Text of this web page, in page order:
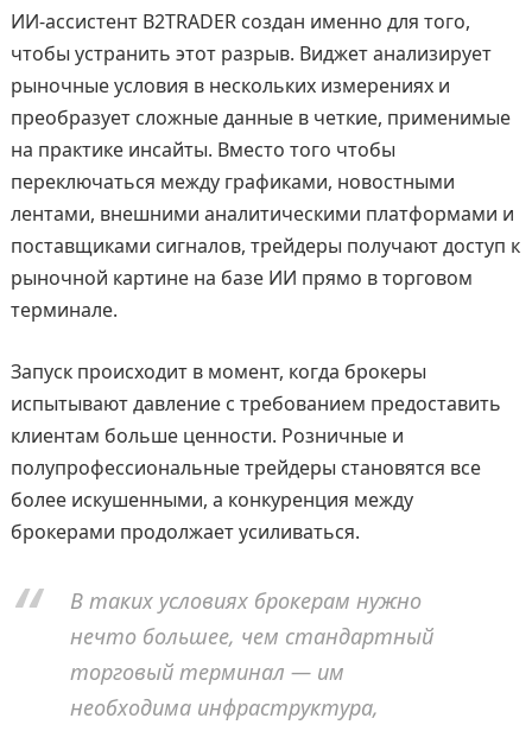
ИИ-ассистент B2TRADER создан именно для того,
чтобы устранить этот разрыв. Виджет анализирует
рыночные условия в нескольких измерениях и
преобразует сложные данные в четкие, применимые
на практике инсайты. Вместо того чтобы
переключаться между графиками, новостными
лентами, внешними аналитическими платформами и
поставщиками сигналов, трейдеры получают доступ к
рыночной картине на базе ИИ прямо в торговом
терминале.
Запуск происходит в момент, когда брокеры
испытывают давление с требованием предоставить
клиентам больше ценности. Розничные и
полупрофессиональные трейдеры становятся все
более искушенными, а конкуренция между
брокерами продолжает усиливаться.
В таких условиях брокерам нужно
нечто большее, чем стандартный
торговый терминал — им
необходима инфраструктура,